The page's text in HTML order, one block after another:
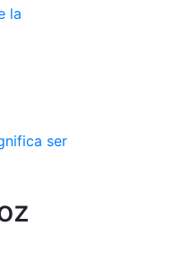
la
ser